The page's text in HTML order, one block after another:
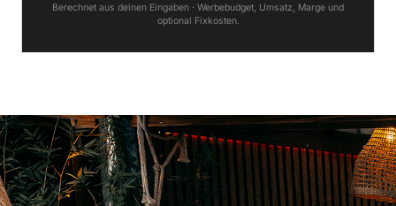
Berechnet aus deinen Eingaben · Werbebudget, Umsatz, Marge und
optional Fixkosten.